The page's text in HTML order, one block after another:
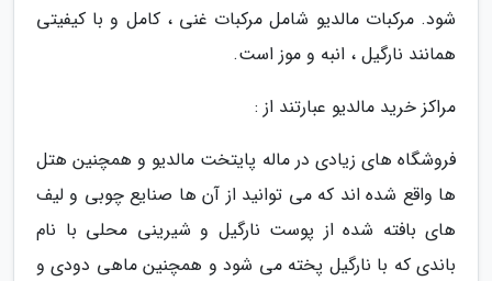
شود. مرکبات مالدیو شامل مرکبات غنی ، کامل و با کیفیتی
همانند نارگیل ، انبه و موز است.
مراکز خرید مالدیو عبارتند از :
فروشگاه های زیادی در ماله پایتخت مالدیو و همچنین هتل
ها واقع شده اند که می توانید از آن ها صنایع چوبی و لیف
های بافته شده از پوست نارگیل و شیرینی محلی با نام
باندی که با نارگیل پخته می شود و همچنین ماهی دودی و